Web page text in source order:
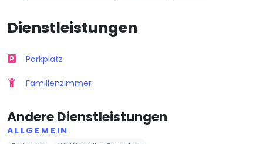
Dienstleistungen
Parkplatz
Familienzimmer
Andere Dienstleistungen
ALLGEMEIN